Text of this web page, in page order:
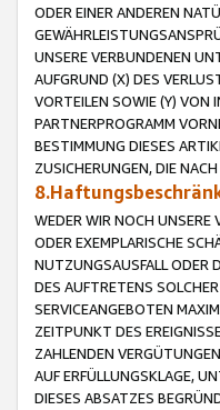
ODER EINER ANDEREN
UNSERE VERBUNDENEN
AUFGRUND (X) DES
VORTEILEN SOWIE (Y) VON
PARTNERPROGRAMM
BESTIMMUNG DIESES
ZUSICHERUNGEN, DIE
WEDER WIR NOCH UNSERE
ODER EXEMPLARISCHE
NUTZUNGSAUSFALL ODER
DES AUFTRETENS
SERVICEANGEBOTEN
ZEITPUNKT DES
ZAHLENDEN
AUF ERFÜLLUNGSKLAGE,
DIESES ABSATZES